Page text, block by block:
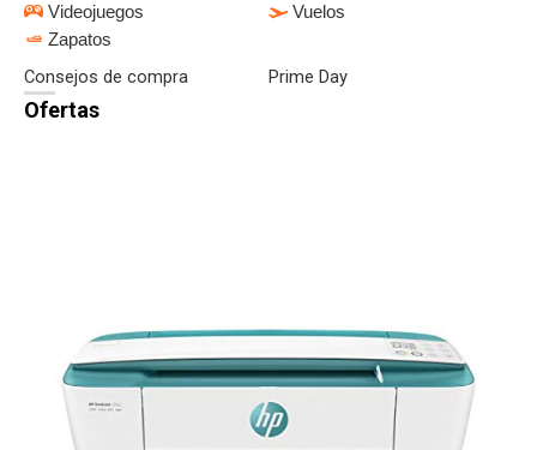
Videojuegos
Vuelos
Zapatos
Consejos de compra Prime Day
Ofertas